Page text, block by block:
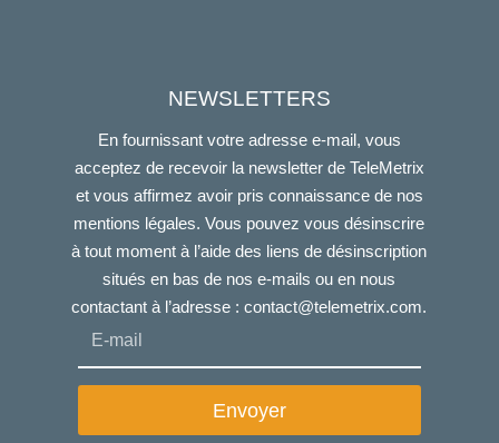
NEWSLETTERS
En fournissant votre adresse e-mail, vous
acceptez de recevoir la newsletter de TeleMetrix
et vous affirmez avoir pris connaissance de nos
mentions légales. Vous pouvez vous désinscrire
à tout moment à l’aide des liens de désinscription
situés en bas de nos e-mails ou en nous
contactant à l’adresse :contact@telemetrix.com.
Envoyer